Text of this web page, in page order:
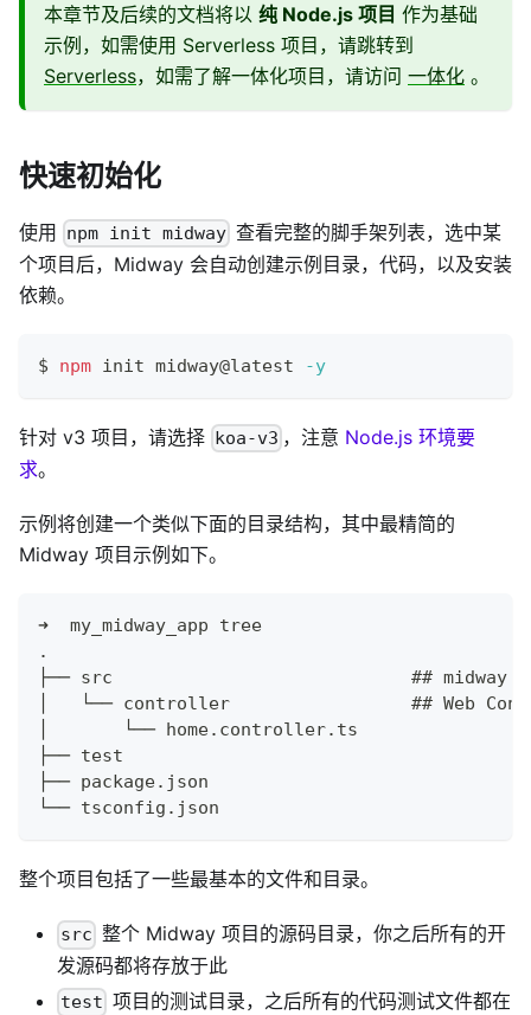
本章节及后续的文档将以 纯 Node.js 项目 作为基础
示例，如需使用 Serverless 项目，请跳转到
Serverless，如需了解一体化项目，请访问 一体化 。
快速初始化
使用 npm init midway 查看完整的脚手架列表，选中某
个项目后，Midway 会自动创建示例目录，代码，以及安装
依赖。
$ npm init midway@latest -y
针对 v3 项目，请选择 koa-v3 ，注意 Node.js 环境要
求。
示例将创建一个类似下面的目录结构，其中最精简的
Midway 项目示例如下。
➜  my_midway_app tree
.
├── src                            ## midway 项
│   └── controller                 ## Web
│       └── home.controller.ts
├── test
├── package.json
└── tsconfig.json
整个项目包括了一些最基本的文件和目录。
src 整个 Midway 项目的源码目录，你之后所有的开
发源码都将存放于此
test 项目的测试目录，之后所有的代码测试文件都在